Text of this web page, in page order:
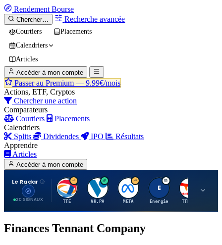
Rendement Bourse
Chercher… Recherche avancée
Courtiers
Placements
Calendriers
Articles
Accéder à mon compte
Passer au Premium — 9.99€/mois
Actions, ETF, Cryptos
Chercher une action
Comparateurs
Courtiers
Placements
Calendriers
Splits
Dividendes IPO
Résultats
Apprendre
Articles
Accéder à mon compte
Le Radar
20 SIGNAUX
T
TTE
V
VK.PA
M
META
E
Energie
T
TTE.PA
Finances Tennant Company